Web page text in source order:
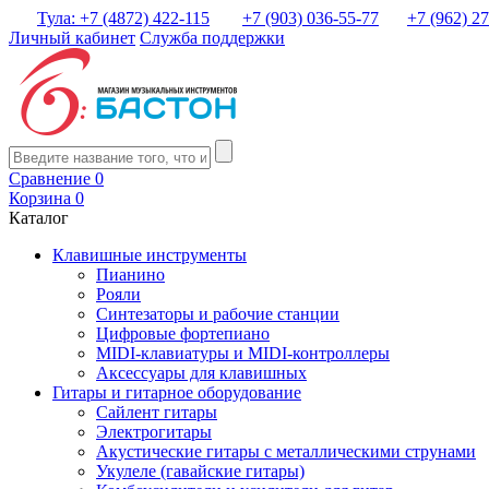
Тула: +7 (4872) 422-115 +7 (903) 036-55-77
+7 (962)
Личный кабинет Служба поддержки
Сравнение 0
Корзина 0
Каталог
Клавишные инструменты
Пианино
Рояли
Синтезаторы и рабочие станции
Цифровые фортепиано
MIDI-клавиатуры и MIDI-контроллеры
Аксессуары для клавишных
Гитары и гитарное оборудование
Сайлент гитары
Электрогитары
Акустические гитары с металлическими струнами
Укулеле (гавайские гитары)